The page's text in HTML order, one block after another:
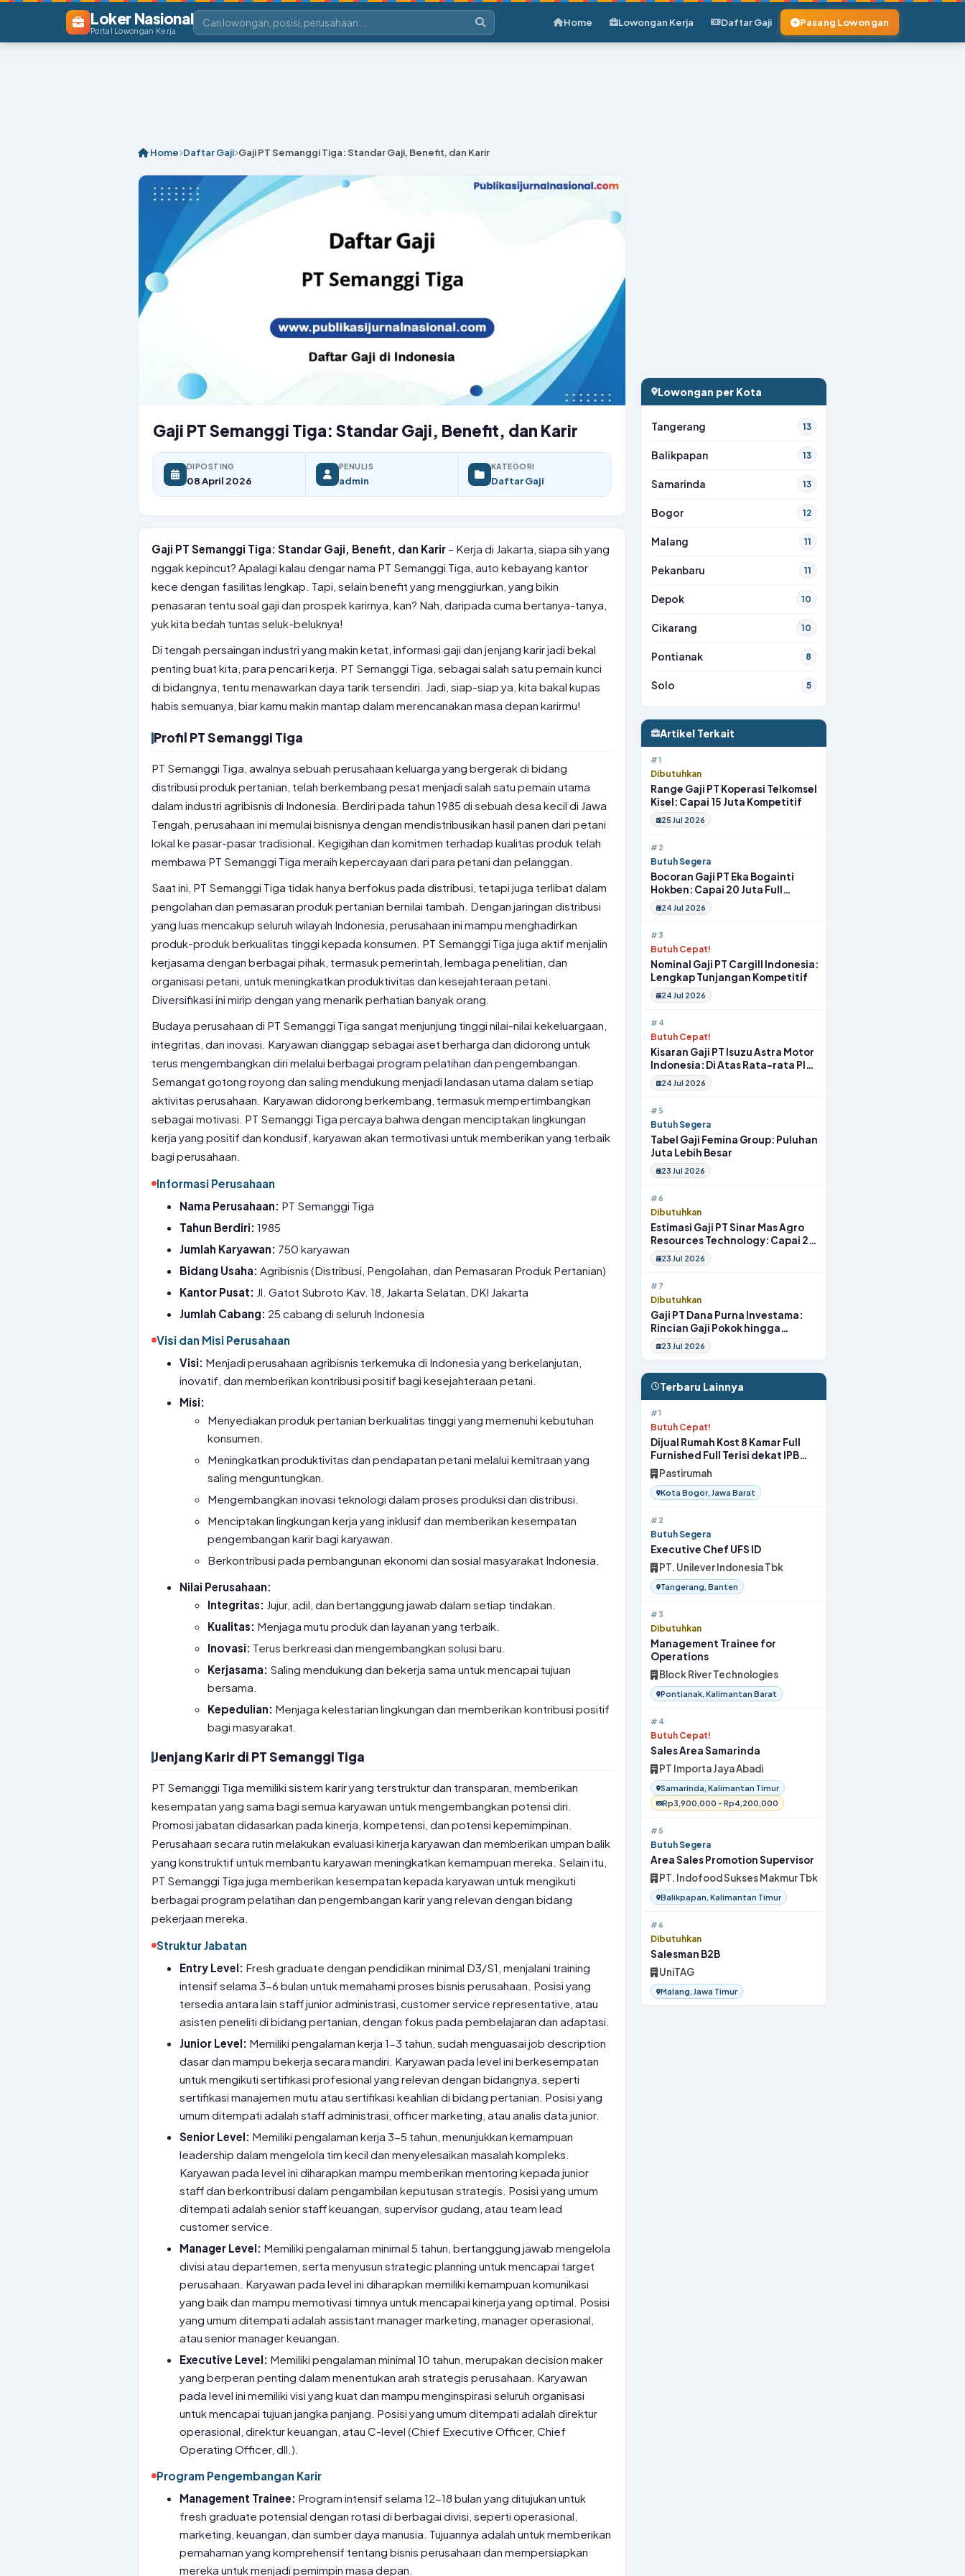
Loker Nasional
Portal Lowongan Kerja
Home Lowongan Kerja Daftar Gaji Pasang Lowongan
Home Daftar Gaji Gaji PT Semanggi Tiga: Standar Gaji, Benefit, dan Karir
Gaji PT Semanggi Tiga: Standar Gaji, Benefit, dan Karir
DIPOSTING
08 April 2026
PENULIS
admin
KATEGORI
Daftar Gaji
Gaji PT Semanggi Tiga: Standar Gaji, Benefit, dan Karir – Kerja di Jakarta, siapa sih yang
nggak kepincut? Apalagi kalau dengar nama PT Semanggi Tiga, auto kebayang kantor
kece dengan fasilitas lengkap. Tapi, selain benefit yang menggiurkan, yang bikin
penasaran tentu soal gaji dan prospek karirnya, kan? Nah, daripada cuma bertanya-tanya,
yuk kita bedah tuntas seluk-beluknya!
Di tengah persaingan industri yang makin ketat, informasi gaji dan jenjang karir jadi bekal
penting buat kita, para pencari kerja. PT Semanggi Tiga, sebagai salah satu pemain kunci
di bidangnya, tentu menawarkan daya tarik tersendiri. Jadi, siap-siap ya, kita bakal kupas
habis semuanya, biar kamu makin mantap dalam merencanakan masa depan karirmu!
Profil PT Semanggi Tiga
PT Semanggi Tiga, awalnya sebuah perusahaan keluarga yang bergerak di bidang
distribusi produk pertanian, telah berkembang pesat menjadi salah satu pemain utama
dalam industri agribisnis di Indonesia. Berdiri pada tahun 1985 di sebuah desa kecil di Jawa
Tengah, perusahaan ini memulai bisnisnya dengan mendistribusikan hasil panen dari petani
lokal ke pasar-pasar tradisional. Kegigihan dan komitmen terhadap kualitas produk telah
membawa PT Semanggi Tiga meraih kepercayaan dari para petani dan pelanggan.
Saat ini, PT Semanggi Tiga tidak hanya berfokus pada distribusi, tetapi juga terlibat dalam
pengolahan dan pemasaran produk pertanian bernilai tambah. Dengan jaringan distribusi
yang luas mencakup seluruh wilayah Indonesia, perusahaan ini mampu menghadirkan
produk-produk berkualitas tinggi kepada konsumen. PT Semanggi Tiga juga aktif menjalin
kerjasama dengan berbagai pihak, termasuk pemerintah, lembaga penelitian, dan
organisasi petani, untuk meningkatkan produktivitas dan kesejahteraan petani.
Diversifikasi ini mirip dengan yang menarik perhatian banyak orang.
Budaya perusahaan di PT Semanggi Tiga sangat menjunjung tinggi nilai-nilai kekeluargaan,
integritas, dan inovasi. Karyawan dianggap sebagai aset berharga dan didorong untuk
terus mengembangkan diri melalui berbagai program pelatihan dan pengembangan.
Semangat gotong royong dan saling mendukung menjadi landasan utama dalam setiap
aktivitas perusahaan. Karyawan didorong berkembang, termasuk mempertimbangkan
sebagai motivasi. PT Semanggi Tiga percaya bahwa dengan menciptakan lingkungan
kerja yang positif dan kondusif, karyawan akan termotivasi untuk memberikan yang terbaik
bagi perusahaan.
Informasi Perusahaan
Nama Perusahaan: PT Semanggi Tiga
Tahun Berdiri: 1985
Jumlah Karyawan: 750 karyawan
Bidang Usaha: Agribisnis (Distribusi, Pengolahan, dan Pemasaran Produk Pertanian)
Kantor Pusat: Jl. Gatot Subroto Kav. 18, Jakarta Selatan, DKI Jakarta
Jumlah Cabang: 25 cabang di seluruh Indonesia
Visi dan Misi Perusahaan
Visi: Menjadi perusahaan agribisnis terkemuka di Indonesia yang berkelanjutan,
inovatif, dan memberikan kontribusi positif bagi kesejahteraan petani.
Misi:
Menyediakan produk pertanian berkualitas tinggi yang memenuhi kebutuhan
konsumen.
Meningkatkan produktivitas dan pendapatan petani melalui kemitraan yang
saling menguntungkan.
Mengembangkan inovasi teknologi dalam proses produksi dan distribusi.
Menciptakan lingkungan kerja yang inklusif dan memberikan kesempatan
pengembangan karir bagi karyawan.
Berkontribusi pada pembangunan ekonomi dan sosial masyarakat Indonesia.
Nilai Perusahaan:
Integritas: Jujur, adil, dan bertanggung jawab dalam setiap tindakan.
Kualitas: Menjaga mutu produk dan layanan yang terbaik.
Inovasi: Terus berkreasi dan mengembangkan solusi baru.
Kerjasama: Saling mendukung dan bekerja sama untuk mencapai tujuan
bersama.
Kepedulian: Menjaga kelestarian lingkungan dan memberikan kontribusi positif
bagi masyarakat.
Jenjang Karir di PT Semanggi Tiga
PT Semanggi Tiga memiliki sistem karir yang terstruktur dan transparan, memberikan
kesempatan yang sama bagi semua karyawan untuk mengembangkan potensi diri.
Promosi jabatan didasarkan pada kinerja, kompetensi, dan potensi kepemimpinan.
Perusahaan secara rutin melakukan evaluasi kinerja karyawan dan memberikan umpan balik
yang konstruktif untuk membantu karyawan meningkatkan kemampuan mereka. Selain itu,
PT Semanggi Tiga juga memberikan kesempatan kepada karyawan untuk mengikuti
berbagai program pelatihan dan pengembangan karir yang relevan dengan bidang
pekerjaan mereka.
Struktur Jabatan
Entry Level: Fresh graduate dengan pendidikan minimal D3/S1, menjalani training
intensif selama 3-6 bulan untuk memahami proses bisnis perusahaan. Posisi yang
tersedia antara lain staff junior administrasi, customer service representative, atau
asisten peneliti di bidang pertanian, dengan fokus pada pembelajaran dan adaptasi.
Junior Level: Memiliki pengalaman kerja 1-3 tahun, sudah menguasai job description
dasar dan mampu bekerja secara mandiri. Karyawan pada level ini berkesempatan
untuk mengikuti sertifikasi profesional yang relevan dengan bidangnya, seperti
sertifikasi manajemen mutu atau sertifikasi keahlian di bidang pertanian. Posisi yang
umum ditempati adalah staff administrasi, officer marketing, atau analis data junior.
Senior Level: Memiliki pengalaman kerja 3-5 tahun, menunjukkan kemampuan
leadership dalam mengelola tim kecil dan menyelesaikan masalah kompleks.
Karyawan pada level ini diharapkan mampu memberikan mentoring kepada junior
staff dan berkontribusi dalam pengambilan keputusan strategis. Posisi yang umum
ditempati adalah senior staff keuangan, supervisor gudang, atau team lead
customer service.
Manager Level: Memiliki pengalaman minimal 5 tahun, bertanggung jawab mengelola
divisi atau departemen, serta menyusun strategic planning untuk mencapai target
perusahaan. Karyawan pada level ini diharapkan memiliki kemampuan komunikasi
yang baik dan mampu memotivasi timnya untuk mencapai kinerja yang optimal. Posisi
yang umum ditempati adalah assistant manager marketing, manager operasional,
atau senior manager keuangan.
Executive Level: Memiliki pengalaman minimal 10 tahun, merupakan decision maker
yang berperan penting dalam menentukan arah strategis perusahaan. Karyawan
pada level ini memiliki visi yang kuat dan mampu menginspirasi seluruh organisasi
untuk mencapai tujuan jangka panjang. Posisi yang umum ditempati adalah direktur
operasional, direktur keuangan, atau C-level (Chief Executive Officer, Chief
Operating Officer, dll.).
Program Pengembangan Karir
Management Trainee: Program intensif selama 12-18 bulan yang ditujukan untuk
fresh graduate potensial dengan rotasi di berbagai divisi, seperti operasional,
marketing, keuangan, dan sumber daya manusia. Tujuannya adalah untuk memberikan
pemahaman yang komprehensif tentang bisnis perusahaan dan mempersiapkan
mereka untuk menjadi pemimpin masa depan.
Lowongan per Kota
Tangerang 13
Balikpapan 13
Samarinda 13
Bogor 12
Malang 11
Pekanbaru 11
Depok 10
Cikarang 10
Pontianak 8
Solo 5
Artikel Terkait
#1
Dibutuhkan
Range Gaji PT Koperasi Telkomsel
Kisel: Capai 15 Juta Kompetitif
25 Jul 2026
#2
Butuh Segera
Bocoran Gaji PT Eka Bogainti
Hokben: Capai 20 Juta Full
Benefit
24 Jul 2026
#3
Butuh Cepat!
Nominal Gaji PT Cargill Indonesia:
Lengkap Tunjangan Kompetitif
24 Jul 2026
#4
Butuh Cepat!
Kisaran Gaji PT Isuzu Astra Motor
Indonesia: Di Atas Rata-rata Plus
Fasilitas
24 Jul 2026
#5
Butuh Segera
Tabel Gaji Femina Group: Puluhan
Juta Lebih Besar
23 Jul 2026
#6
Dibutuhkan
Estimasi Gaji PT Sinar Mas Agro
Resources Technology: Capai 20
Juta Full Benefit
23 Jul 2026
#7
Dibutuhkan
Gaji PT Dana Purna Investama:
Rincian Gaji Pokok hingga
Fasilitas
23 Jul 2026
Terbaru Lainnya
#1
Butuh Cepat!
Dijual Rumah Kost 8 Kamar Full
Furnished Full Terisi dekat IPB
Bogor
Pastirumah
Kota Bogor, Jawa Barat
#2
Butuh Segera
Executive Chef UFS ID
PT. Unilever Indonesia Tbk
Tangerang, Banten
#3
Dibutuhkan
Management Trainee for
Operations
Block River Technologies
Pontianak, Kalimantan Barat
#4
Butuh Cepat!
Sales Area Samarinda
PT Importa Jaya Abadi
Samarinda, Kalimantan Timur
Rp3,900,000 - Rp4,200,000
#5
Butuh Segera
Area Sales Promotion Supervisor
PT. Indofood Sukses Makmur Tbk
Balikpapan, Kalimantan Timur
#6
Dibutuhkan
Salesman B2B
UniTAG
Malang, Jawa Timur